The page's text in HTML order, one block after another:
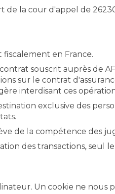
la cour d'appel de
fiscalement en France.
souscrit auprès de
sur le contrat
interdisant ces
exclusive des
de la compétence des
des transactions, seul
Un cookie ne nous